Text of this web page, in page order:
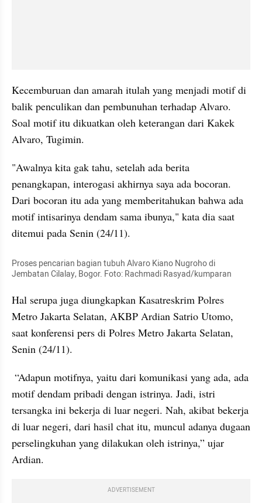
Kecemburuan dan amarah itulah yang menjadi motif di
balik penculikan dan pembunuhan terhadap Alvaro.
Soal motif itu dikuatkan oleh keterangan dari Kakek
Alvaro, Tugimin.
"Awalnya kita gak tahu, setelah ada berita
penangkapan, interogasi akhirnya saya ada bocoran.
Dari bocoran itu ada yang memberitahukan bahwa ada
motif intisarinya dendam sama ibunya," kata dia saat
ditemui pada Senin (24/11).
Proses pencarian bagian tubuh Alvaro Kiano Nugroho di
Jembatan Cilalay, Bogor. Foto: Rachmadi Rasyad/kumparan
Hal serupa juga diungkapkan Kasatreskrim Polres
Metro Jakarta Selatan, AKBP Ardian Satrio Utomo,
saat konferensi pers di Polres Metro Jakarta Selatan,
Senin (24/11).
motif dendam pribadi dengan istrinya. Jadi, istri
tersangka ini bekerja di luar negeri. Nah, akibat bekerja
di luar negeri, dari hasil chat itu, muncul adanya dugaan
perselingkuhan yang dilakukan oleh istrinya,” ujar
Ardian.
ADVERTISEMENT